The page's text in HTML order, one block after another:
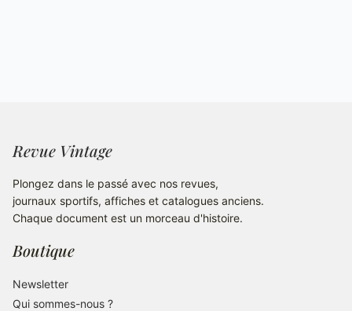
Revue Vintage
Plongez dans le passé avec nos revues,
journaux sportifs, affiches et catalogues anciens.
Chaque document est un morceau d'histoire.
Boutique
Newsletter
Qui sommes-nous ?